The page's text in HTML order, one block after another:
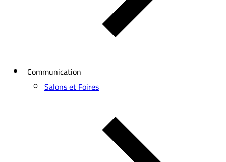
Communication
Salons et Foires